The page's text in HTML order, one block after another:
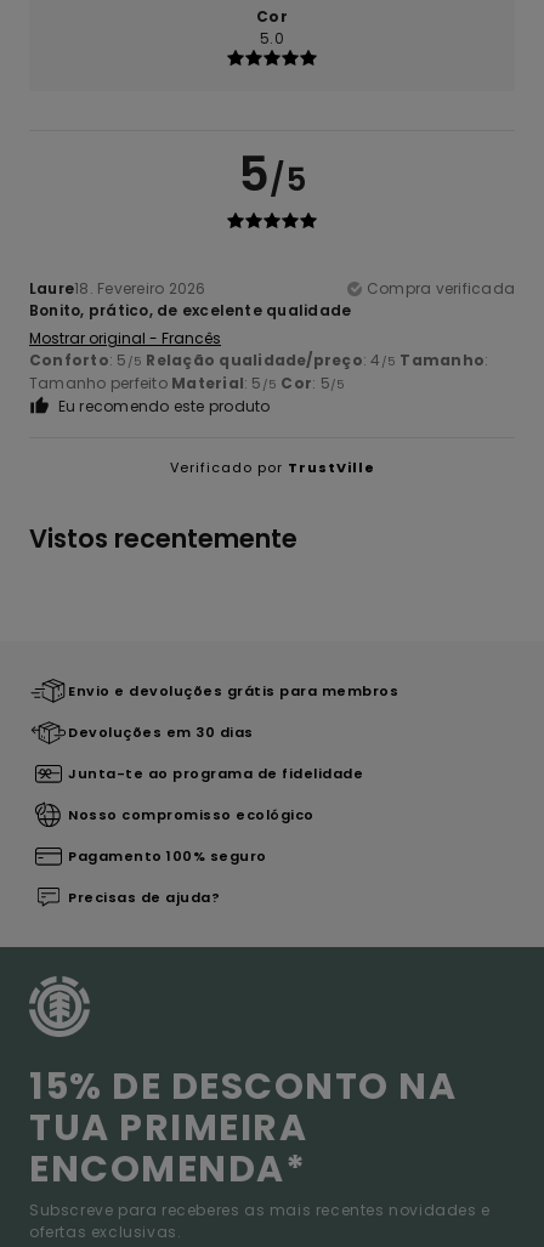
Cor
5.0
5/5
Laure18. Fevereiro 2026
Compra verificada
Bonito, prático, de excelente qualidade
Mostrar original - Francês
Conforto: 5 /5 Relação qualidade/preço: 4 /5 Tamanho:
Tamanho perfeito Material: 5 /5 Cor: 5/5
Eu recomendo este produto
Verificado por TrustVille
Vistos recentemente
Envio e devoluções grátis para membros
Devoluções em 30 dias
Junta-te ao programa de fidelidade
Nosso compromisso ecológico
Pagamento 100% seguro
Precisas de ajuda?
15% DE DESCONTO NA
TUA PRIMEIRA
ENCOMENDA*
Subscreve para receberes as mais recentes novidades e
ofertas exclusivas.